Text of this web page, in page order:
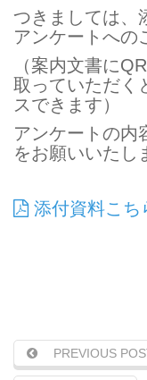
つきましては、
アンケートへの
（案内文書にQR
取っていただく
スできます）
アンケートの内
をお願いいたし
添付資料こち
PREVIOUS